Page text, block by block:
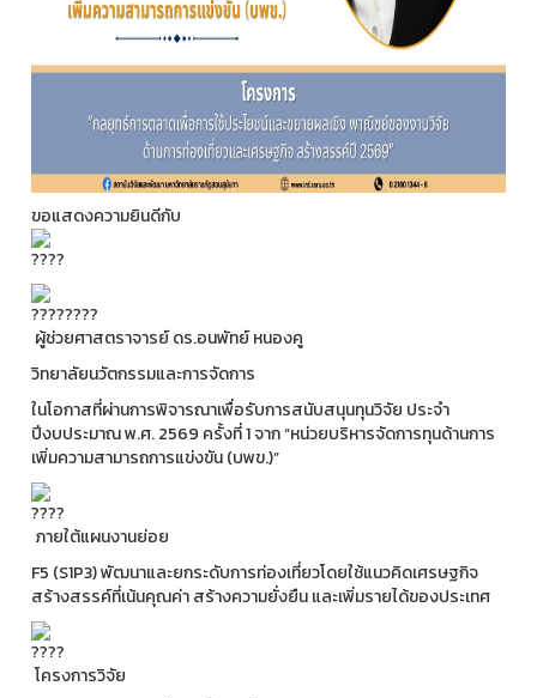
ขอแสดงความยินดีกับ
ผู้ช่วยศาสตราจารย์ ดร.อนพัทย์ หนองคู
วิทยาลัยนวัตกรรมและการจัดการ
ในโอกาสที่ผ่านการพิจารณาเพื่อรับการสนับสนุนทุนวิจัย ประจำ
ปีงบประมาณ พ.ศ. 2569 ครั้งที่ 1 จาก “หน่วยบริหารจัดการทุนด้านการ
เพิ่มความสามารถการแข่งขัน (บพข.)”
ภายใต้แผนงานย่อย
F5 (S1P3) พัฒนาและยกระดับการท่องเที่ยวโดยใช้แนวคิดเศรษฐกิจ
สร้างสรรค์ที่เน้นคุณค่า สร้างความยั่งยืน และเพิ่มรายได้ของประเทศ
โครงการวิจัย